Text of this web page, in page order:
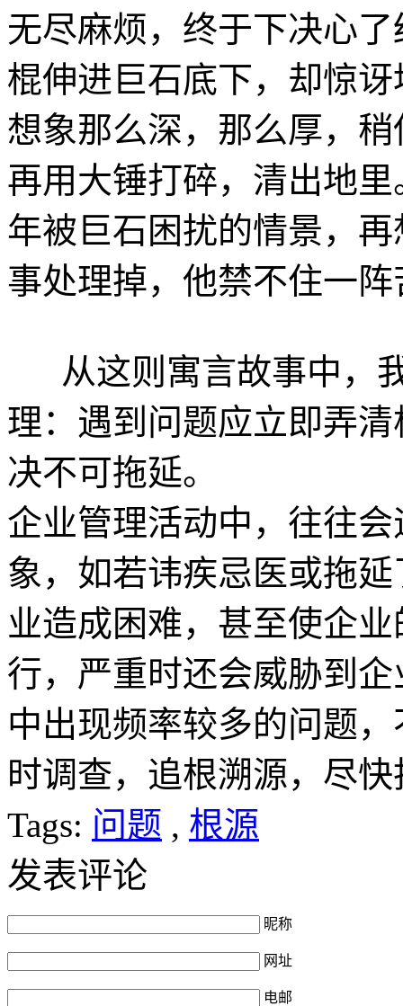
无尽麻烦，终于下决心
棍伸进巨石底下，却惊
想象那么深，那么厚，
再用大锤打碎，清出地
年被巨石困扰的情景，
事处理掉，他禁不住一阵
从这则寓言故事中，
理：遇到问题应立即弄
决不可拖延。
企业管理活动中，往往
象，如若讳疾忌医或拖
业造成困难，甚至使企
行，严重时还会威胁到
中出现频率较多的问题
时调查，追根溯源，尽
Tags: 问题 , 根源
发表评论
昵称
网址
电邮